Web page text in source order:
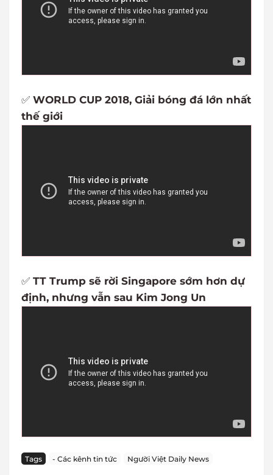
✅ WORLD CUP 2018, Giải bóng đá lớn nhất
thế giới
✅ TT Trump sẽ rời Singapore sớm hơn dự
định, nhưng vẫn sau Kim Jong Un
Tags - Các kênh tin tức Người Việt Daily News